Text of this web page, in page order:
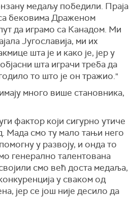
медаљу победили. Праја
са бековима Драженом
да играмо са Канадом. Ми
Југославија, ми их
шта је и како је, јер у
шта играчи треба да
то што је он тражио."
много више становника,
фактор који сигурно утиче
Мада смо ту мало тањи него
у развоју, и онда то
генерално талентована
смо већ доста медаља,
у сваком од
јер се још није десило да